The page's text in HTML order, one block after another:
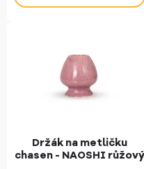
Držák na metličku
chasen - NAOSHI růžový